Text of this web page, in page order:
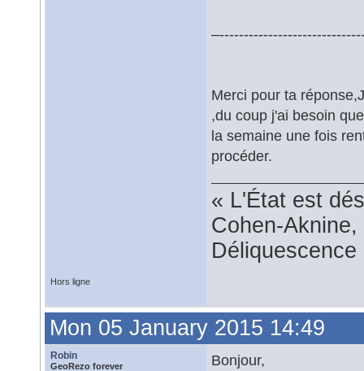
Merci pour ta
,du coup j'ai besoin
la semaine une fois
procéder.
« L'État est
Cohen-
Hors ligne
Mon 05 January 2015 14:49
Robin
GeoRezo forever
Bonjour,